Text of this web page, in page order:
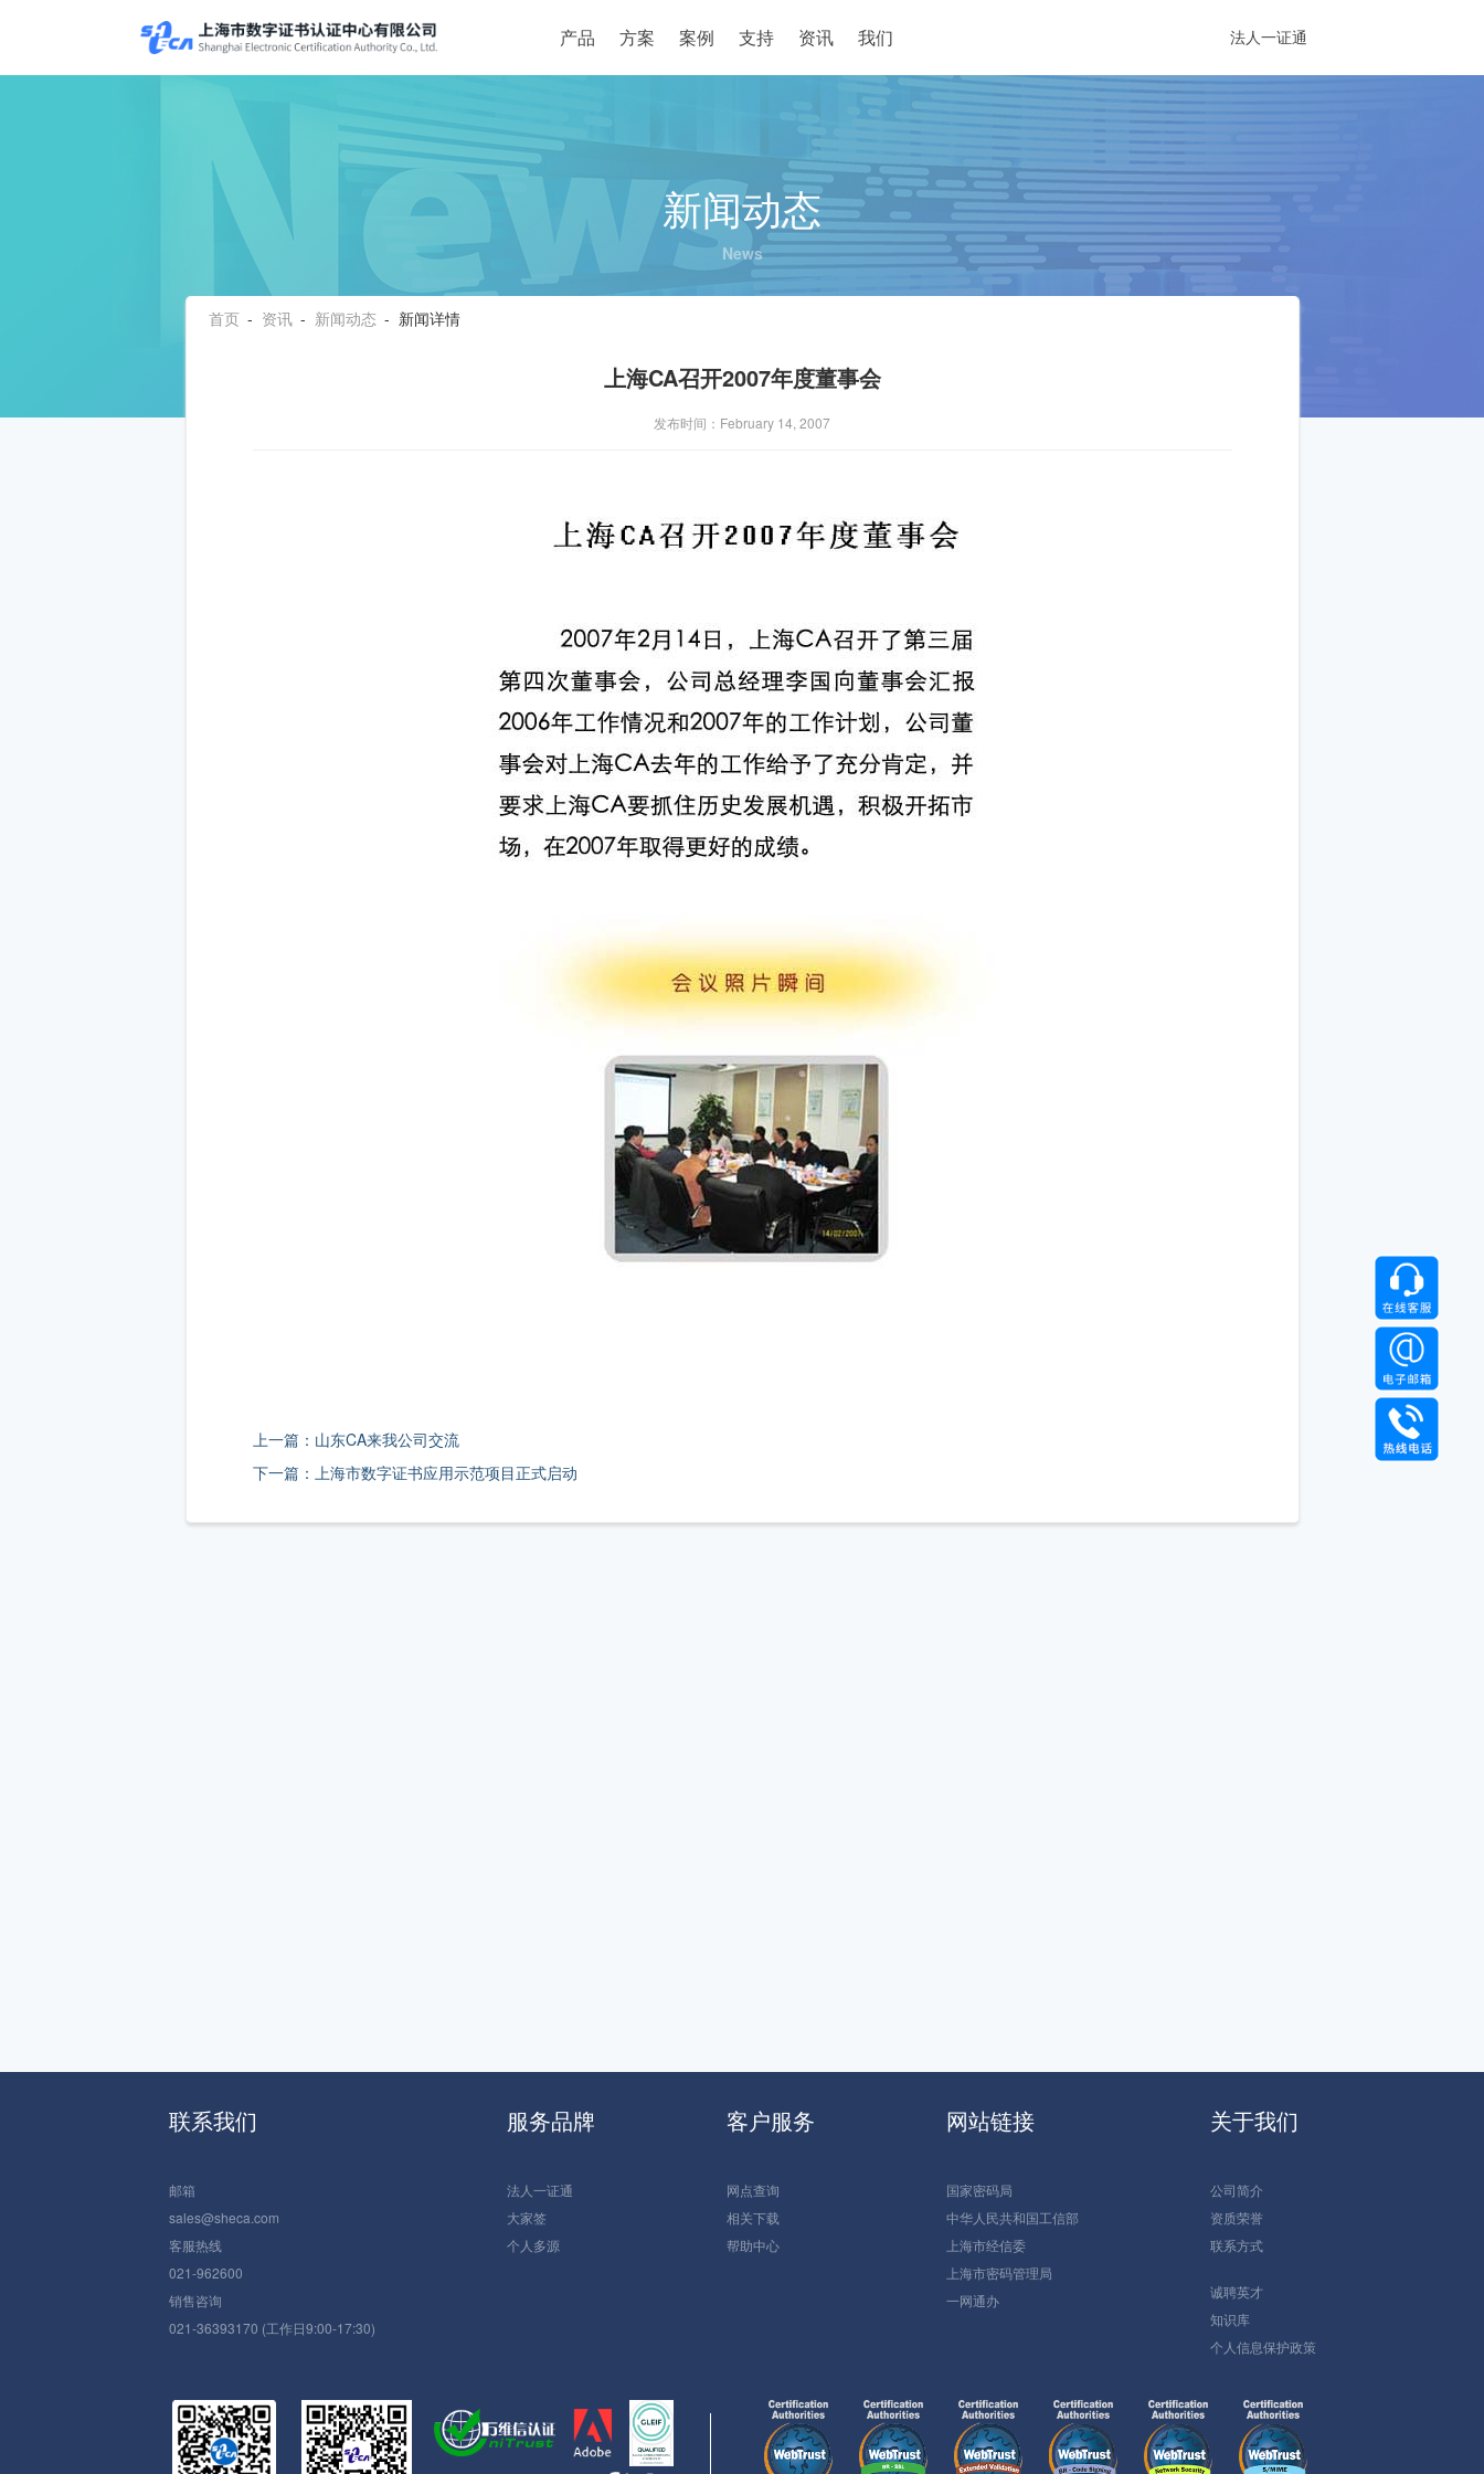
法人一证通
产品 方案 案例 支持 资讯 我们
新闻动态
News
首页 - 资讯 - 新闻动态 - 新闻详情
上海CA召开2007年度董事会
发布时间：February 14, 2007
上一篇：山东CA来我公司交流
下一篇：上海市数字证书应用示范项目正式启动
联系我们
邮箱
sales@sheca.com
客服热线
021-962600
销售咨询
021-36393170 (工作日9:00-17:30)
服务品牌
法人一证通
大家签
个人多源
客户服务
网点查询
相关下载
帮助中心
网站链接
国家密码局
中华人民共和国工信部
上海市经信委
上海市密码管理局
一网通办
关于我们
公司简介
资质荣誉
联系方式
诚聘英才
知识库
个人信息保护政策